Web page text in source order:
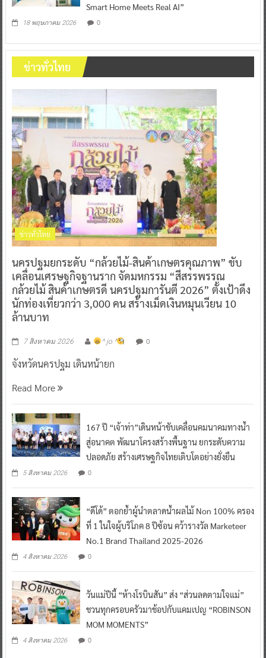
Smart Home Meets Real AI”
18 พฤษภาคม 2026 0
ข่าวทั่วไทย
ข่าวทั่วไทย
นครปฐมยกระดับ “กล้วยไม้-สินค้าเกษตรคุณภาพ” ขับ
เคลื่อนเศรษฐกิจฐานราก จัดมหกรรม “สีสรรพรรณ
กล้วยไม้ สินค้าเกษตรดี นครปฐมการันตี 2026” ตั้งเป้าดึง
นักท่องเที่ยวกว่า 3,000 คน สร้างเม็ดเงินหมุนเวียน 10
ล้านบาท
7 สิงหาคม 2026 ^ jo ^ 0
จังหวัดนครปฐม เดินหน้ายก
Read More
167 ปี “เจ้าท่า”เดินหน้าขับเคลื่อนคมนาคมทางน้ำ
สู่อนาคต พัฒนาโครงสร้างพื้นฐาน ยกระดับความ
ปลอดภัย สร้างเศรษฐกิจไทยเติบโตอย่างยั่งยืน
5 สิงหาคม 2026 0
“ดีโด้” ตอกย้ำผู้นำตลาดน้ำผลไม้ Non 100% ครอง
ที่ 1 ในใจผู้บริโภค 8 ปีซ้อน คว้ารางวัล Marketeer
No.1 Brand Thailand 2025-2026
4 สิงหาคม 2026 0
วันแม่ปีนี้ “ห้างโรบินสัน” ส่ง “ส่วนลดตามใจแม่”
ชวนทุกครอบครัวมาช้อปกับแคมเปญ “ROBINSON
MOM MOMENTS”
4 สิงหาคม 2026 0